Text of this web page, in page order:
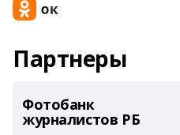
Партнеры
Фотобанк
журналистов РБ